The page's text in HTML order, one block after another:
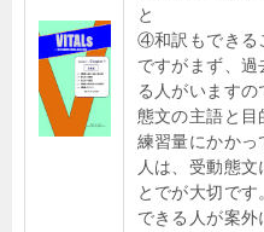
と
④和訳もできる
ですがまず、
る人がいます
態文の主語と
練習量にかかっ
人は、受動態
とでが大切で
できる人が案